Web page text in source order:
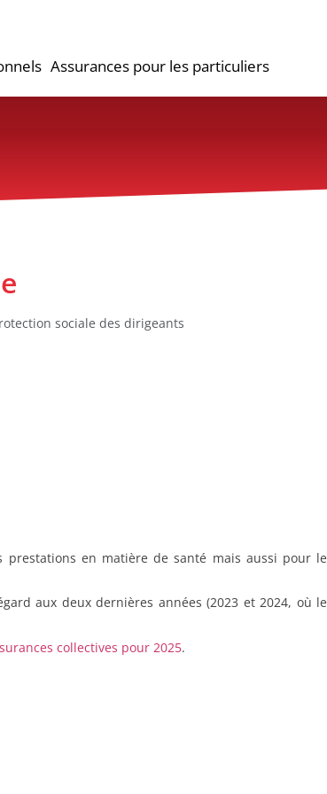
Assurances pour les particuliers
sociale des dirigeants
en matière de santé mais aussi pour le
aux deux dernières années (2023 et 2024, où le
collectives pour 2025.